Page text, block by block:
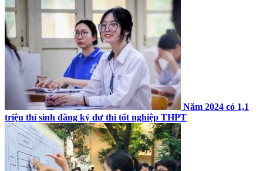
Năm 2024 có 1,1
triệu thí sinh đăng ký dự thi tốt nghiệp THPT